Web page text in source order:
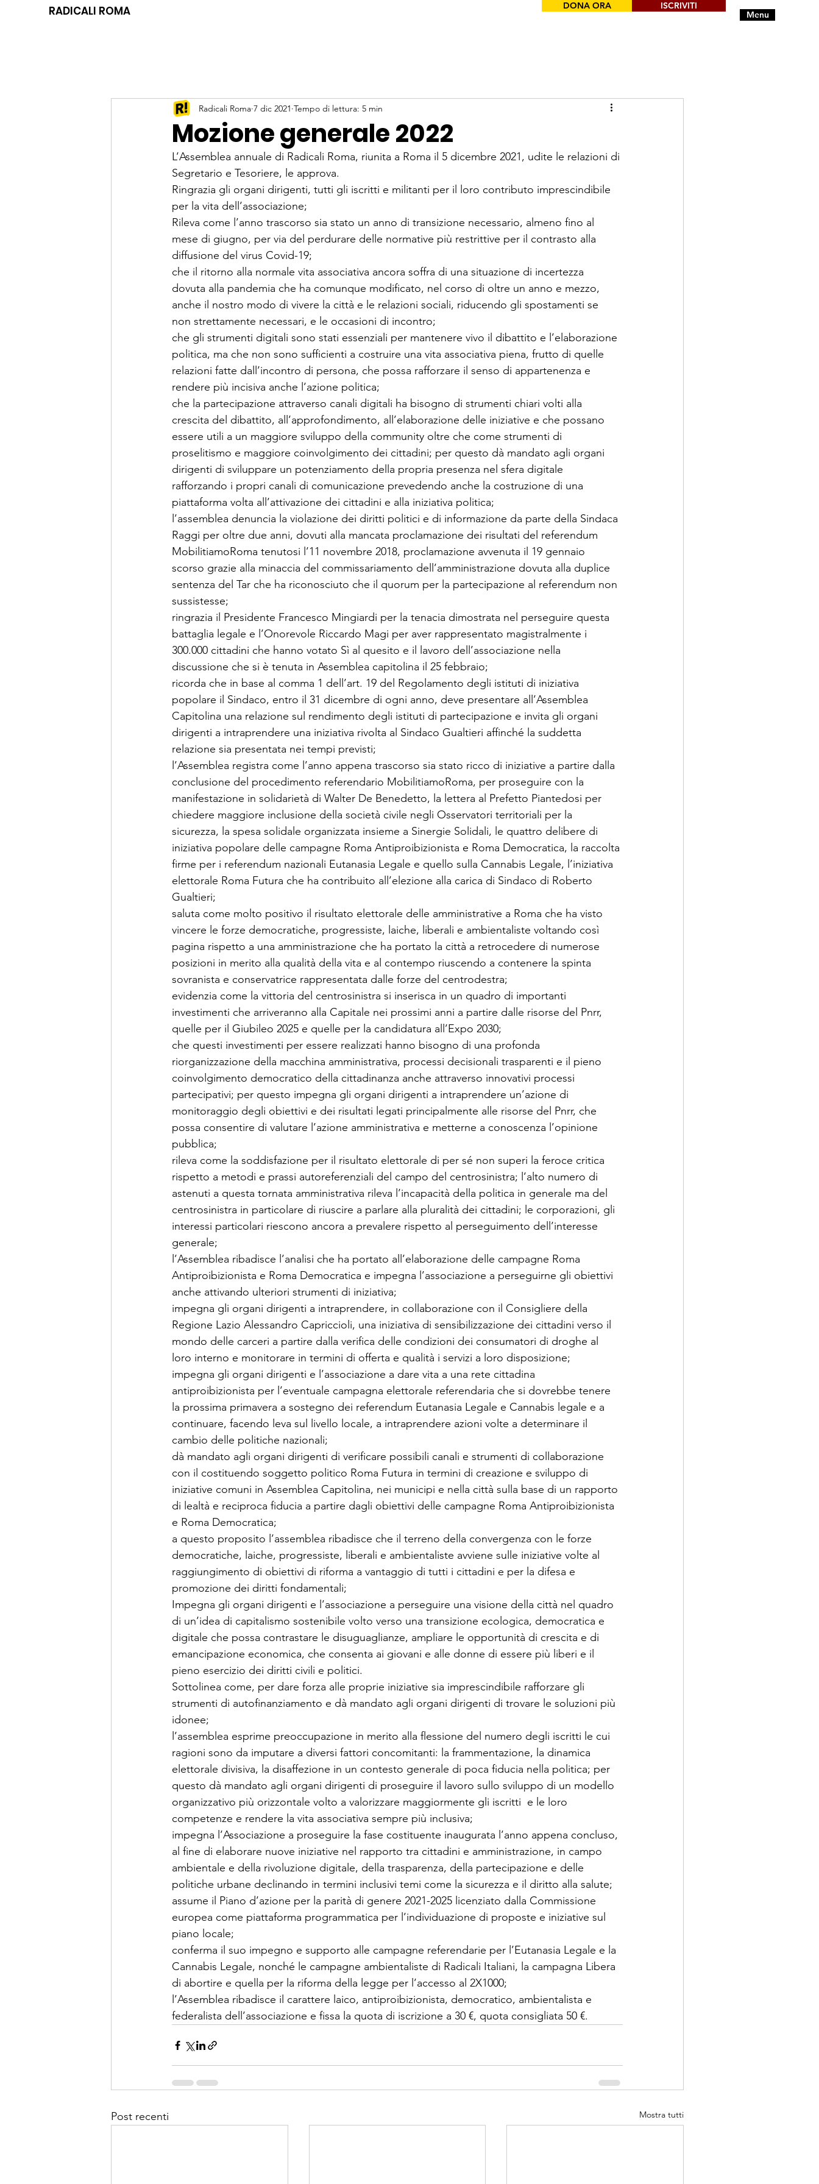
RADICALI ROMA Menu
DONA ORA ISCRIVITI
Mozione generale 2022
Radicali Roma 7 dic 2021 Tempo di lettura: 5 min
L’Assemblea annuale di Radicali Roma, riunita a Roma il 5 dicembre 2021, udite le relazioni di
Segretario e Tesoriere, le approva.
Ringrazia gli organi dirigenti, tutti gli iscritti e militanti per il loro contributo imprescindibile
per la vita dell’associazione;
Rileva come l’anno trascorso sia stato un anno di transizione necessario, almeno fino al
mese di giugno, per via del perdurare delle normative più restrittive per il contrasto alla
diffusione del virus Covid-19;
che il ritorno alla normale vita associativa ancora soffra di una situazione di incertezza
dovuta alla pandemia che ha comunque modificato, nel corso di oltre un anno e mezzo,
anche il nostro modo di vivere la città e le relazioni sociali, riducendo gli spostamenti se
non strettamente necessari, e le occasioni di incontro;
che gli strumenti digitali sono stati essenziali per mantenere vivo il dibattito e l’elaborazione
politica, ma che non sono sufficienti a costruire una vita associativa piena, frutto di quelle
relazioni fatte dall’incontro di persona, che possa rafforzare il senso di appartenenza e
rendere più incisiva anche l’azione politica;
che la partecipazione attraverso canali digitali ha bisogno di strumenti chiari volti alla
crescita del dibattito, all’approfondimento, all’elaborazione delle iniziative e che possano
essere utili a un maggiore sviluppo della community oltre che come strumenti di
proselitismo e maggiore coinvolgimento dei cittadini; per questo dà mandato agli organi
dirigenti di sviluppare un potenziamento della propria presenza nel sfera digitale
rafforzando i propri canali di comunicazione prevedendo anche la costruzione di una
piattaforma volta all’attivazione dei cittadini e alla iniziativa politica;
l’assemblea denuncia la violazione dei diritti politici e di informazione da parte della Sindaca
Raggi per oltre due anni, dovuti alla mancata proclamazione dei risultati del referendum
MobilitiamoRoma tenutosi l’11 novembre 2018, proclamazione avvenuta il 19 gennaio
scorso grazie alla minaccia del commissariamento dell’amministrazione dovuta alla duplice
sentenza del Tar che ha riconosciuto che il quorum per la partecipazione al referendum non
sussistesse;
ringrazia il Presidente Francesco Mingiardi per la tenacia dimostrata nel perseguire questa
battaglia legale e l’Onorevole Riccardo Magi per aver rappresentato magistralmente i
300.000 cittadini che hanno votato Sì al quesito e il lavoro dell’associazione nella
discussione che si è tenuta in Assemblea capitolina il 25 febbraio;
ricorda che in base al comma 1 dell’art. 19 del Regolamento degli istituti di iniziativa
popolare il Sindaco, entro il 31 dicembre di ogni anno, deve presentare all’Assemblea
Capitolina una relazione sul rendimento degli istituti di partecipazione e invita gli organi
dirigenti a intraprendere una iniziativa rivolta al Sindaco Gualtieri affinché la suddetta
relazione sia presentata nei tempi previsti;
l’Assemblea registra come l’anno appena trascorso sia stato ricco di iniziative a partire dalla
conclusione del procedimento referendario MobilitiamoRoma, per proseguire con la
manifestazione in solidarietà di Walter De Benedetto, la lettera al Prefetto Piantedosi per
chiedere maggiore inclusione della società civile negli Osservatori territoriali per la
sicurezza, la spesa solidale organizzata insieme a Sinergie Solidali, le quattro delibere di
iniziativa popolare delle campagne Roma Antiproibizionista e Roma Democratica, la raccolta
firme per i referendum nazionali Eutanasia Legale e quello sulla Cannabis Legale, l’iniziativa
elettorale Roma Futura che ha contribuito all’elezione alla carica di Sindaco di Roberto
Gualtieri;
saluta come molto positivo il risultato elettorale delle amministrative a Roma che ha visto
vincere le forze democratiche, progressiste, laiche, liberali e ambientaliste voltando così
pagina rispetto a una amministrazione che ha portato la città a retrocedere di numerose
posizioni in merito alla qualità della vita e al contempo riuscendo a contenere la spinta
sovranista e conservatrice rappresentata dalle forze del centrodestra;
evidenzia come la vittoria del centrosinistra si inserisca in un quadro di importanti
investimenti che arriveranno alla Capitale nei prossimi anni a partire dalle risorse del Pnrr,
quelle per il Giubileo 2025 e quelle per la candidatura all’Expo 2030;
che questi investimenti per essere realizzati hanno bisogno di una profonda
riorganizzazione della macchina amministrativa, processi decisionali trasparenti e il pieno
coinvolgimento democratico della cittadinanza anche attraverso innovativi processi
partecipativi; per questo impegna gli organi dirigenti a intraprendere un’azione di
monitoraggio degli obiettivi e dei risultati legati principalmente alle risorse del Pnrr, che
possa consentire di valutare l’azione amministrativa e metterne a conoscenza l’opinione
pubblica;
rileva come la soddisfazione per il risultato elettorale di per sé non superi la feroce critica
rispetto a metodi e prassi autoreferenziali del campo del centrosinistra; l’alto numero di
astenuti a questa tornata amministrativa rileva l’incapacità della politica in generale ma del
centrosinistra in particolare di riuscire a parlare alla pluralità dei cittadini; le corporazioni, gli
interessi particolari riescono ancora a prevalere rispetto al perseguimento dell’interesse
generale;
l’Assemblea ribadisce l’analisi che ha portato all’elaborazione delle campagne Roma
Antiproibizionista e Roma Democratica e impegna l’associazione a perseguirne gli obiettivi
anche attivando ulteriori strumenti di iniziativa;
impegna gli organi dirigenti a intraprendere, in collaborazione con il Consigliere della
Regione Lazio Alessandro Capriccioli, una iniziativa di sensibilizzazione dei cittadini verso il
mondo delle carceri a partire dalla verifica delle condizioni dei consumatori di droghe al
loro interno e monitorare in termini di offerta e qualità i servizi a loro disposizione;
impegna gli organi dirigenti e l’associazione a dare vita a una rete cittadina
antiproibizionista per l’eventuale campagna elettorale referendaria che si dovrebbe tenere
la prossima primavera a sostegno dei referendum Eutanasia Legale e Cannabis legale e a
continuare, facendo leva sul livello locale, a intraprendere azioni volte a determinare il
cambio delle politiche nazionali;
dà mandato agli organi dirigenti di verificare possibili canali e strumenti di collaborazione
con il costituendo soggetto politico Roma Futura in termini di creazione e sviluppo di
iniziative comuni in Assemblea Capitolina, nei municipi e nella città sulla base di un rapporto
di lealtà e reciproca fiducia a partire dagli obiettivi delle campagne Roma Antiproibizionista
e Roma Democratica;
a questo proposito l’assemblea ribadisce che il terreno della convergenza con le forze
democratiche, laiche, progressiste, liberali e ambientaliste avviene sulle iniziative volte al
raggiungimento di obiettivi di riforma a vantaggio di tutti i cittadini e per la difesa e
promozione dei diritti fondamentali;
Impegna gli organi dirigenti e l’associazione a perseguire una visione della città nel quadro
di un’idea di capitalismo sostenibile volto verso una transizione ecologica, democratica e
digitale che possa contrastare le disuguaglianze, ampliare le opportunità di crescita e di
emancipazione economica, che consenta ai giovani e alle donne di essere più liberi e il
pieno esercizio dei diritti civili e politici.
Sottolinea come, per dare forza alle proprie iniziative sia imprescindibile rafforzare gli
strumenti di autofinanziamento e dà mandato agli organi dirigenti di trovare le soluzioni più
idonee;
l’assemblea esprime preoccupazione in merito alla flessione del numero degli iscritti le cui
ragioni sono da imputare a diversi fattori concomitanti: la frammentazione, la dinamica
elettorale divisiva, la disaffezione in un contesto generale di poca fiducia nella politica; per
questo dà mandato agli organi dirigenti di proseguire il lavoro sullo sviluppo di un modello
organizzativo più orizzontale volto a valorizzare maggiormente gli iscritti  e le loro
competenze e rendere la vita associativa sempre più inclusiva;
impegna l’Associazione a proseguire la fase costituente inaugurata l’anno appena concluso,
al fine di elaborare nuove iniziative nel rapporto tra cittadini e amministrazione, in campo
ambientale e della rivoluzione digitale, della trasparenza, della partecipazione e delle
politiche urbane declinando in termini inclusivi temi come la sicurezza e il diritto alla salute;
assume il Piano d’azione per la parità di genere 2021-2025 licenziato dalla Commissione
europea come piattaforma programmatica per l’individuazione di proposte e iniziative sul
piano locale;
conferma il suo impegno e supporto alle campagne referendarie per l’Eutanasia Legale e la
Cannabis Legale, nonché le campagne ambientaliste di Radicali Italiani, la campagna Libera
di abortire e quella per la riforma della legge per l’accesso al 2X1000;
l’Assemblea ribadisce il carattere laico, antiproibizionista, democratico, ambientalista e
federalista dell’associazione e fissa la quota di iscrizione a 30 €, quota consigliata 50 €.
Post recenti Mostra tutti